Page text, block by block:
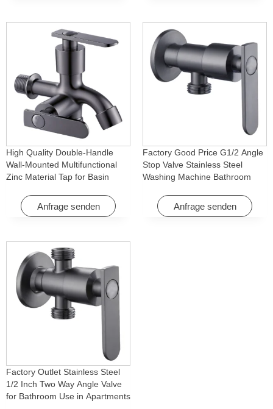
High Quality Double-Handle
Wall-Mounted Multifunctional
Zinc Material Tap for Basin
Homes
Anfrage senden
Factory Good Price G1/2 Angle
Stop Valve Stainless Steel
Washing Machine Bathroom
Apartments & Hotels
Anfrage senden
Factory Outlet Stainless Steel
1/2 Inch Two Way Angle Valve
for Bathroom Use in Apartments